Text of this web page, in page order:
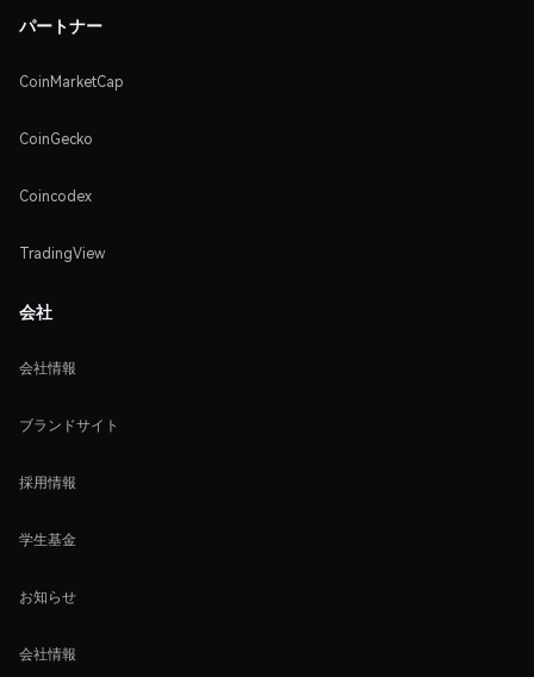
パートナー
CoinMarketCap
CoinGecko
Coincodex
TradingView
会社
会社情報
ブランドサイト
採用情報
学生基金
お知らせ
会社情報